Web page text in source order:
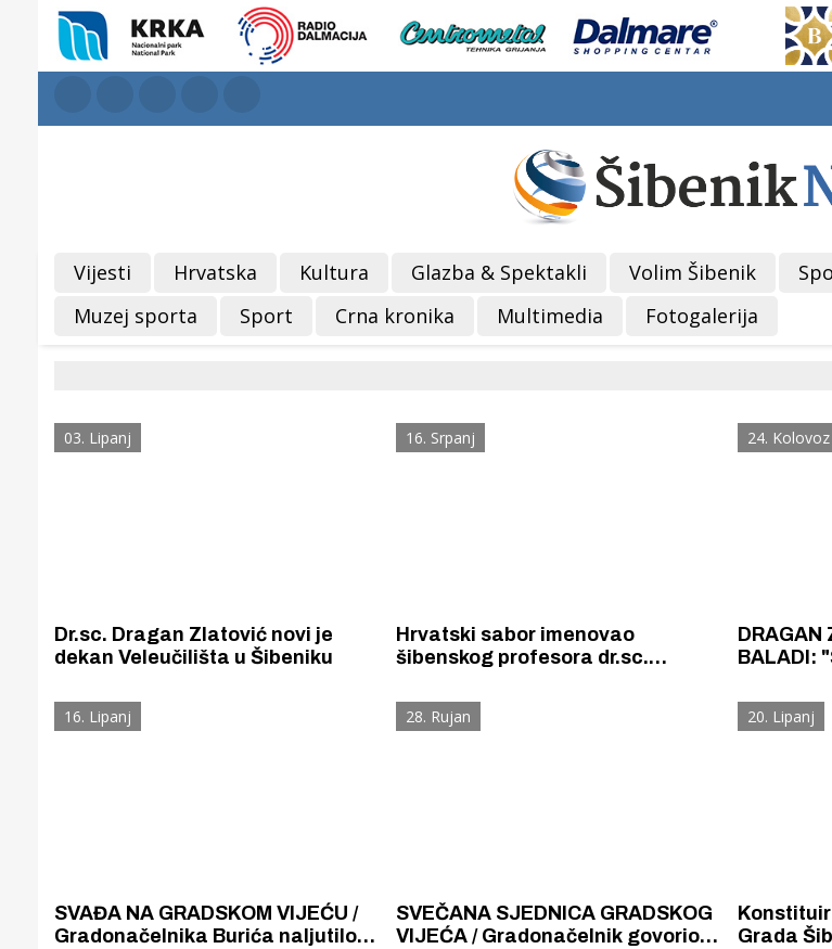
Vijesti Hrvatska Kultura Glazba & Spektakli Volim Šibenik
Muzej sporta
Sport Crna kronika Multimedia Fotogalerija
03. Lipanj
Dr.sc. Dragan Zlatović novi je
dekan Veleučilišta u Šibeniku
16. Srpanj
Hrvatski sabor imenovao
šibenskog profesora dr.sc.
Nacionalnog vijeća za visoko
obrazovanje, znanost i tehnološki
24. Kolovoz
DRAGAN
BALADI:
svečanim
16. Lipanj
SVAĐA NA GRADSKOM VIJEĆU /
Gradonačelnika Burića naljutilo
28. Rujan
SVEČANA SJEDNICA GRADSKOG
VIJEĆA / Gradonačelnik govorio o
20. Lipanj
Grada